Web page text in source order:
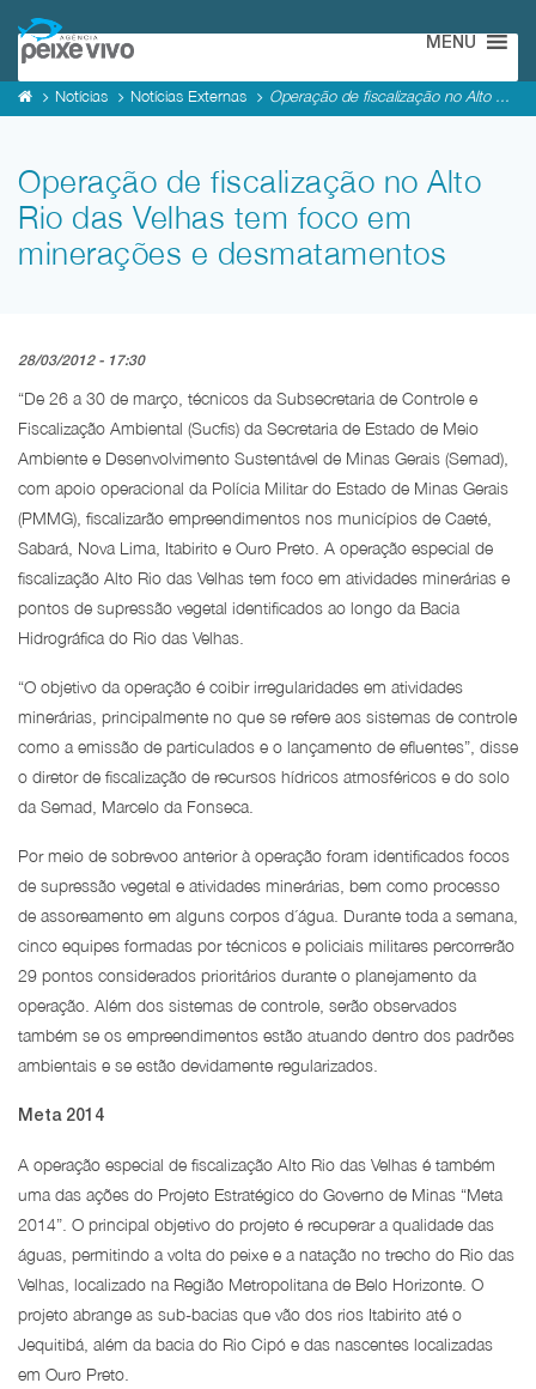
MENU
Notícias Notícias Externas Operação de fiscalização no Alto ...
Operação de fiscalização no Alto
Rio das Velhas tem foco em
minerações e desmatamentos
28/03/2012 - 17:30
“De 26 a 30 de março, técnicos da Subsecretaria de Controle e
Fiscalização Ambiental (Sucfis) da Secretaria de Estado de Meio
Ambiente e Desenvolvimento Sustentável de Minas Gerais (Semad),
com apoio operacional da Polícia Militar do Estado de Minas Gerais
(PMMG), fiscalizarão empreendimentos nos municípios de Caeté,
Sabará, Nova Lima, Itabirito e Ouro Preto. A operação especial de
fiscalização Alto Rio das Velhas tem foco em atividades minerárias e
pontos de supressão vegetal identificados ao longo da Bacia
Hidrográfica do Rio das Velhas.
“O objetivo da operação é coibir irregularidades em atividades
minerárias, principalmente no que se refere aos sistemas de controle
como a emissão de particulados e o lançamento de efluentes”, disse
o diretor de fiscalização de recursos hídricos atmosféricos e do solo
da Semad, Marcelo da Fonseca.
Por meio de sobrevoo anterior à operação foram identificados focos
de supressão vegetal e atividades minerárias, bem como processo
de assoreamento em alguns corpos d´água. Durante toda a semana,
cinco equipes formadas por técnicos e policiais militares percorrerão
29 pontos considerados prioritários durante o planejamento da
operação. Além dos sistemas de controle, serão observados
também se os empreendimentos estão atuando dentro dos padrões
ambientais e se estão devidamente regularizados.
Meta 2014
A operação especial de fiscalização Alto Rio das Velhas é também
uma das ações do Projeto Estratégico do Governo de Minas “Meta
2014”. O principal objetivo do projeto é recuperar a qualidade das
águas, permitindo a volta do peixe e a natação no trecho do Rio das
Velhas, localizado na Região Metropolitana de Belo Horizonte. O
projeto abrange as sub-bacias que vão dos rios Itabirito até o
Jequitibá, além da bacia do Rio Cipó e das nascentes localizadas
em Ouro Preto.